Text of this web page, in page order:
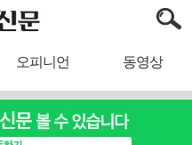
오피니언 동영상